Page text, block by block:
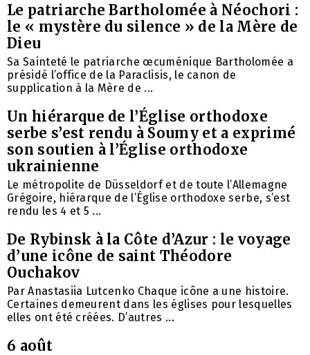
Le patriarche Bartholomée à Néochori :
le « mystère du silence » de la Mère de
Dieu
Sa Sainteté le patriarche œcuménique Bartholomée a
présidé l’office de la Paraclisis, le canon de
supplication à la Mère de ...
Un hiérarque de l’Église orthodoxe
serbe s’est rendu à Soumy et a exprimé
son soutien à l’Église orthodoxe
ukrainienne
Le métropolite de Düsseldorf et de toute l’Allemagne
Grégoire, hiérarque de l’Église orthodoxe serbe, s’est
rendu les 4 et 5 ...
De Rybinsk à la Côte d’Azur : le voyage
d’une icône de saint Théodore
Ouchakov
Par Anastasiia Lutcenko Chaque icône a une histoire.
Certaines demeurent dans les églises pour lesquelles
elles ont été créées. D’autres ...
6 août